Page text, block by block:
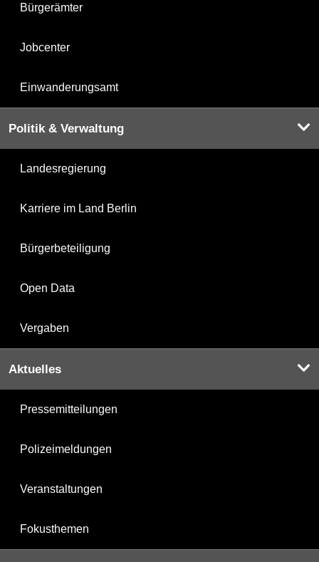
Bürgerämter
Jobcenter
Einwanderungsamt
Politik & Verwaltung
Landesregierung
Karriere im Land Berlin
Bürgerbeteiligung
Open Data
Vergaben
Aktuelles
Pressemitteilungen
Polizeimeldungen
Veranstaltungen
Fokusthemen